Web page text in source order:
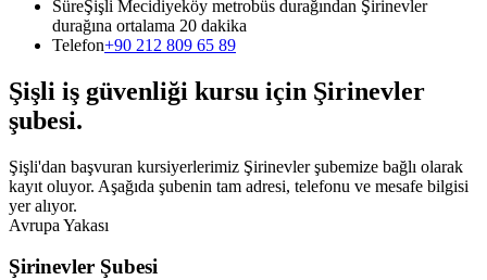
SüreŞişli Mecidiyeköy metrobüs durağından Şirinevler
durağına ortalama 20 dakika
Telefon+90 212 809 65 89
Şişli iş güvenliği kursu için Şirinevler
şubesi.
Şişli'dan başvuran kursiyerlerimiz Şirinevler şubemize bağlı olarak
kayıt oluyor. Aşağıda şubenin tam adresi, telefonu ve mesafe bilgisi
yer alıyor.
Avrupa Yakası
Şirinevler Şubesi